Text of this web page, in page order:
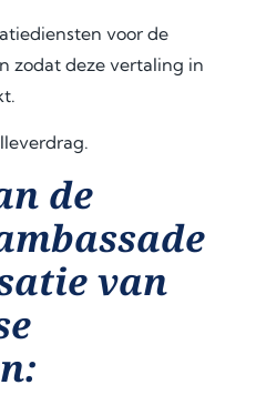
voor de
zodat deze vertaling in
de
van